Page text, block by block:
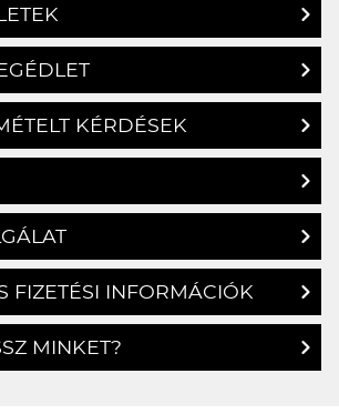
KÉRDÉSEK
FIZETÉSI INFORMÁCIÓK
MINKET?